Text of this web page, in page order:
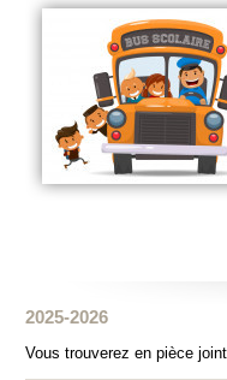
2025-2026
Vous trouverez en pièce